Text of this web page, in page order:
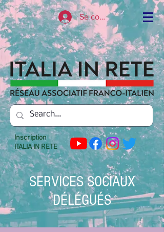
Se connecter
Inscription
ITALIA IN RETE
SERVICES SOCIAUX
DÉLÉGUÉS